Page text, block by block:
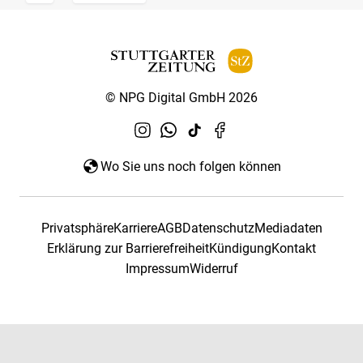
© NPG Digital GmbH 2026
Wo Sie uns noch folgen können
PrivatsphäreKarriereAGBDatenschutzMediadaten
Erklärung zur BarrierefreiheitKündigungKontakt
ImpressumWiderruf